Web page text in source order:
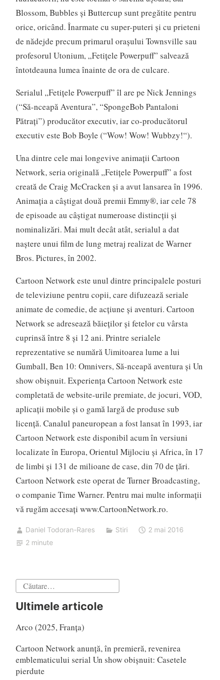
Blossom, Bubbles și Buttercup sunt pregătite pentru
orice, oricând. Înarmate cu super-puteri și cu prieteni
de nădejde precum primarul orașului Townsville sau
profesorul Utonium, „Fetițele Powerpuff” salvează
întotdeauna lumea înainte de ora de culcare.
Serialul „Fetițele Powerpuff” îl are pe Nick Jennings
(“Să-nceapă Aventura”, “SpongeBob Pantaloni
Pătraţi”) producător executiv, iar co-producătorul
executiv este Bob Boyle (“Wow! Wow! Wubbzy!“).
Una dintre cele mai longevive animaţii Cartoon
Network, seria originală „Fetițele Powerpuff” a fost
creată de Craig McCracken și a avut lansarea în 1996.
Animaţia a câștigat două premii Emmy®, iar cele 78
de episoade au câștigat numeroase distincții și
nominalizări. Mai mult decât atât, serialul a dat
naștere unui film de lung metraj realizat de Warner
Bros. Pictures, în 2002.
Cartoon Network este unul dintre principalele posturi
de televiziune pentru copii, care difuzează seriale
animate de comedie, de acţiune şi aventuri. Cartoon
Network se adresează băieţilor şi fetelor cu vârsta
cuprinsă între 8 şi 12 ani. Printre serialele
reprezentative se numără Uimitoarea lume a lui
Gumball, Ben 10: Omnivers, Să-nceapă aventura şi Un
show obişnuit. Experienţa Cartoon Network este
completată de website-urile premiate, de jocuri, VOD,
aplicaţii mobile şi o gamă largă de produse sub
licenţă. Canalul paneuropean a fost lansat în 1993, iar
Cartoon Network este disponibil acum în versiuni
localizate în Europa, Orientul Mijlociu şi Africa, în 17
de limbi şi 131 de milioane de case, din 70 de ţări.
Cartoon Network este operat de Turner Broadcasting,
o companie Time Warner. Pentru mai multe informații
vă rugăm accesați www.CartoonNetwork.ro.
Daniel Todoran-Rares Stiri
2 mai 2016
2 minute
Caută
Ultimele articole
Arco (2025, Franța)
Cartoon Network anunță, în premieră, revenirea
emblematicului serial Un show obișnuit: Casetele
pierdute